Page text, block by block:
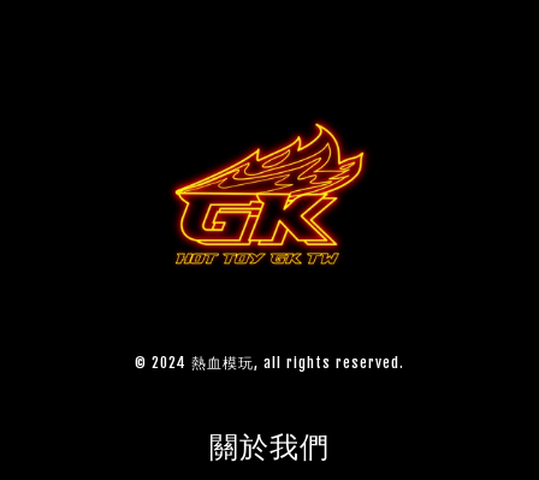
© 2024 熱血模玩, all rights reserved.
關於我們